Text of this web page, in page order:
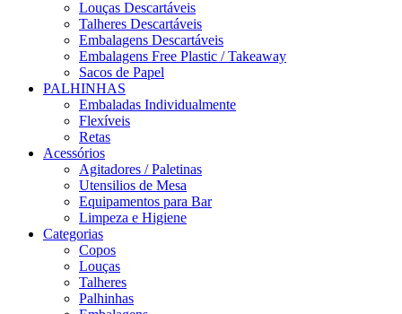
Louças Descartáveis
Talheres Descartáveis
Embalagens Descartáveis
Embalagens Free Plastic / Takeaway
Sacos de Papel
PALHINHAS
Embaladas Individualmente
Flexíveis
Retas
Acessórios
Agitadores / Paletinas
Utensilios de Mesa
Equipamentos para Bar
Limpeza e Higiene
Categorias
Copos
Louças
Talheres
Palhinhas